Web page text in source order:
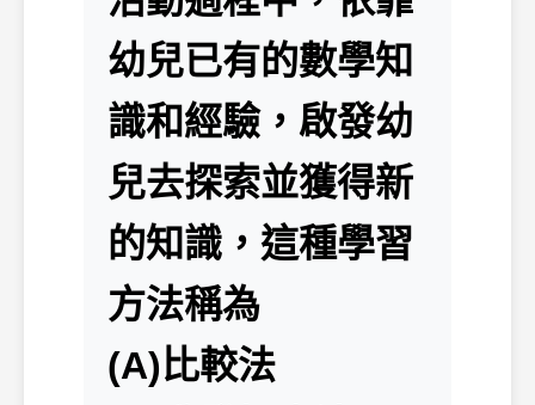
幼兒已有的數學知
識和經驗，啟發幼
兒去探索並獲得新
的知識，這種學習
方法稱為
(A)比較法